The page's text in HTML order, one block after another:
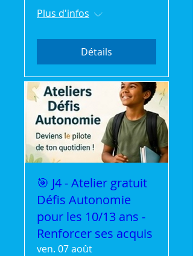
Plus d'infos
Détails
🎯 J4 - Atelier gratuit
Défis Autonomie
pour les 10/13 ans -
Renforcer ses acquis
ven. 07 août